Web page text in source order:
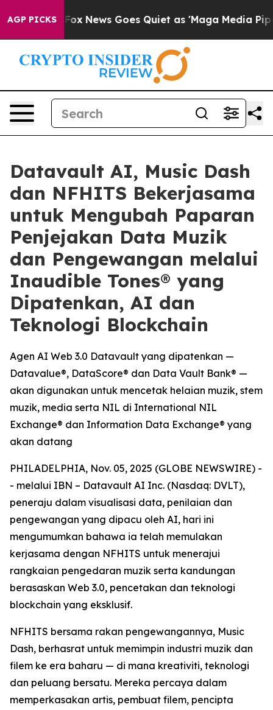
AGP PICKS
Fox News Goes Quiet as 'Maga Media Pipeline'
Datavault AI, Music Dash
dan NFHITS Bekerjasama
untuk Mengubah Paparan
Penjejakan Data Muzik
dan Pengewangan melalui
Inaudible Tones® yang
Dipatenkan, AI dan
Teknologi Blockchain
Agen AI Web 3.0 Datavault yang dipatenkan —
Datavalue®, DataScore® dan Data Vault Bank® —
akan digunakan untuk mencetak helaian muzik, stem
muzik, media serta NIL di International NIL
Exchange® dan Information Data Exchange® yang
akan datang
PHILADELPHIA, Nov. 05, 2025 (GLOBE NEWSWIRE) -
- melalui IBN – Datavault AI Inc. (Nasdaq: DVLT),
peneraju dalam visualisasi data, penilaian dan
pengewangan yang dipacu oleh AI, hari ini
mengumumkan bahawa ia telah memulakan
kerjasama dengan NFHITS untuk menerajui
rangkaian pengedaran muzik serta kandungan
berasaskan Web 3.0, pencetakan dan teknologi
blockchain yang eksklusif.
NFHITS bersama rakan pengewangannya, Music
Dash, berhasrat untuk memimpin industri muzik dan
filem ke era baharu — di mana kreativiti, teknologi
dan peluang bersatu. Mereka percaya dalam
memperkasakan artis, pembuat filem, pencipta